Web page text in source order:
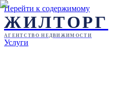
Перейти к содержимому
ЖИЛТОРГ
АГЕНТСТВО НЕДВИЖИМОСТИ
Услуги